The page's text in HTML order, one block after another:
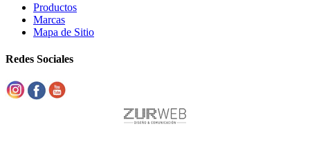
Productos
Marcas
Mapa de Sitio
Redes Sociales